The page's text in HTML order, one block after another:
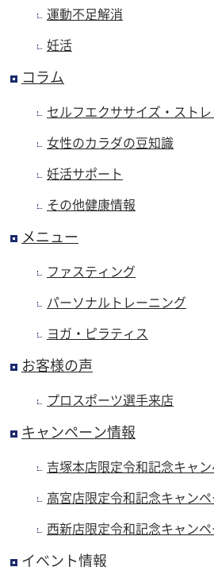
運動不足解消
妊活
コラム
セルフエクササイズ・ストレ
女性のカラダの豆知識
妊活サポート
その他健康情報
メニュー
ファスティング
パーソナルトレーニング
ヨガ・ピラティス
お客様の声
プロスポーツ選手来店
キャンペーン情報
吉塚本店限定令和記念キャン
高宮店限定令和記念キャンペ
西新店限定令和記念キャンペ
イベント情報